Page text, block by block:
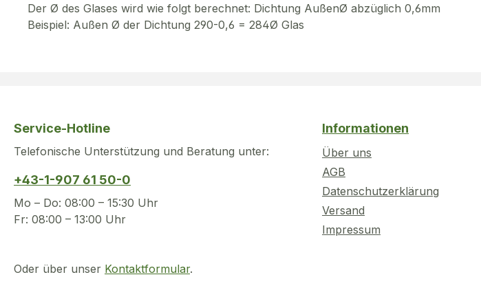
Der Ø des Glases wird wie folgt berechnet: Dichtung AußenØ abzüglich 0,6mm
Beispiel: Außen Ø der Dichtung 290-0,6 = 284Ø Glas
Service-Hotline
Telefonische Unterstützung und Beratung unter:
+43-1-907 61 50-0
Mo – Do: 08:00 – 15:30 Uhr
Fr: 08:00 – 13:00 Uhr
Oder über unser Kontaktformular.
Informationen
Über uns
AGB
Datenschutzerklärung
Versand
Impressum